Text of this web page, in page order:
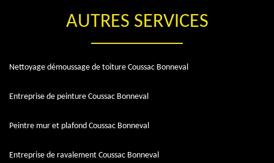
AUTRES SERVICES
Nettoyage démoussage de toiture Coussac Bonneval
Entreprise de peinture Coussac Bonneval
Peintre mur et plafond Coussac Bonneval
Entreprise de ravalement Coussac Bonneval